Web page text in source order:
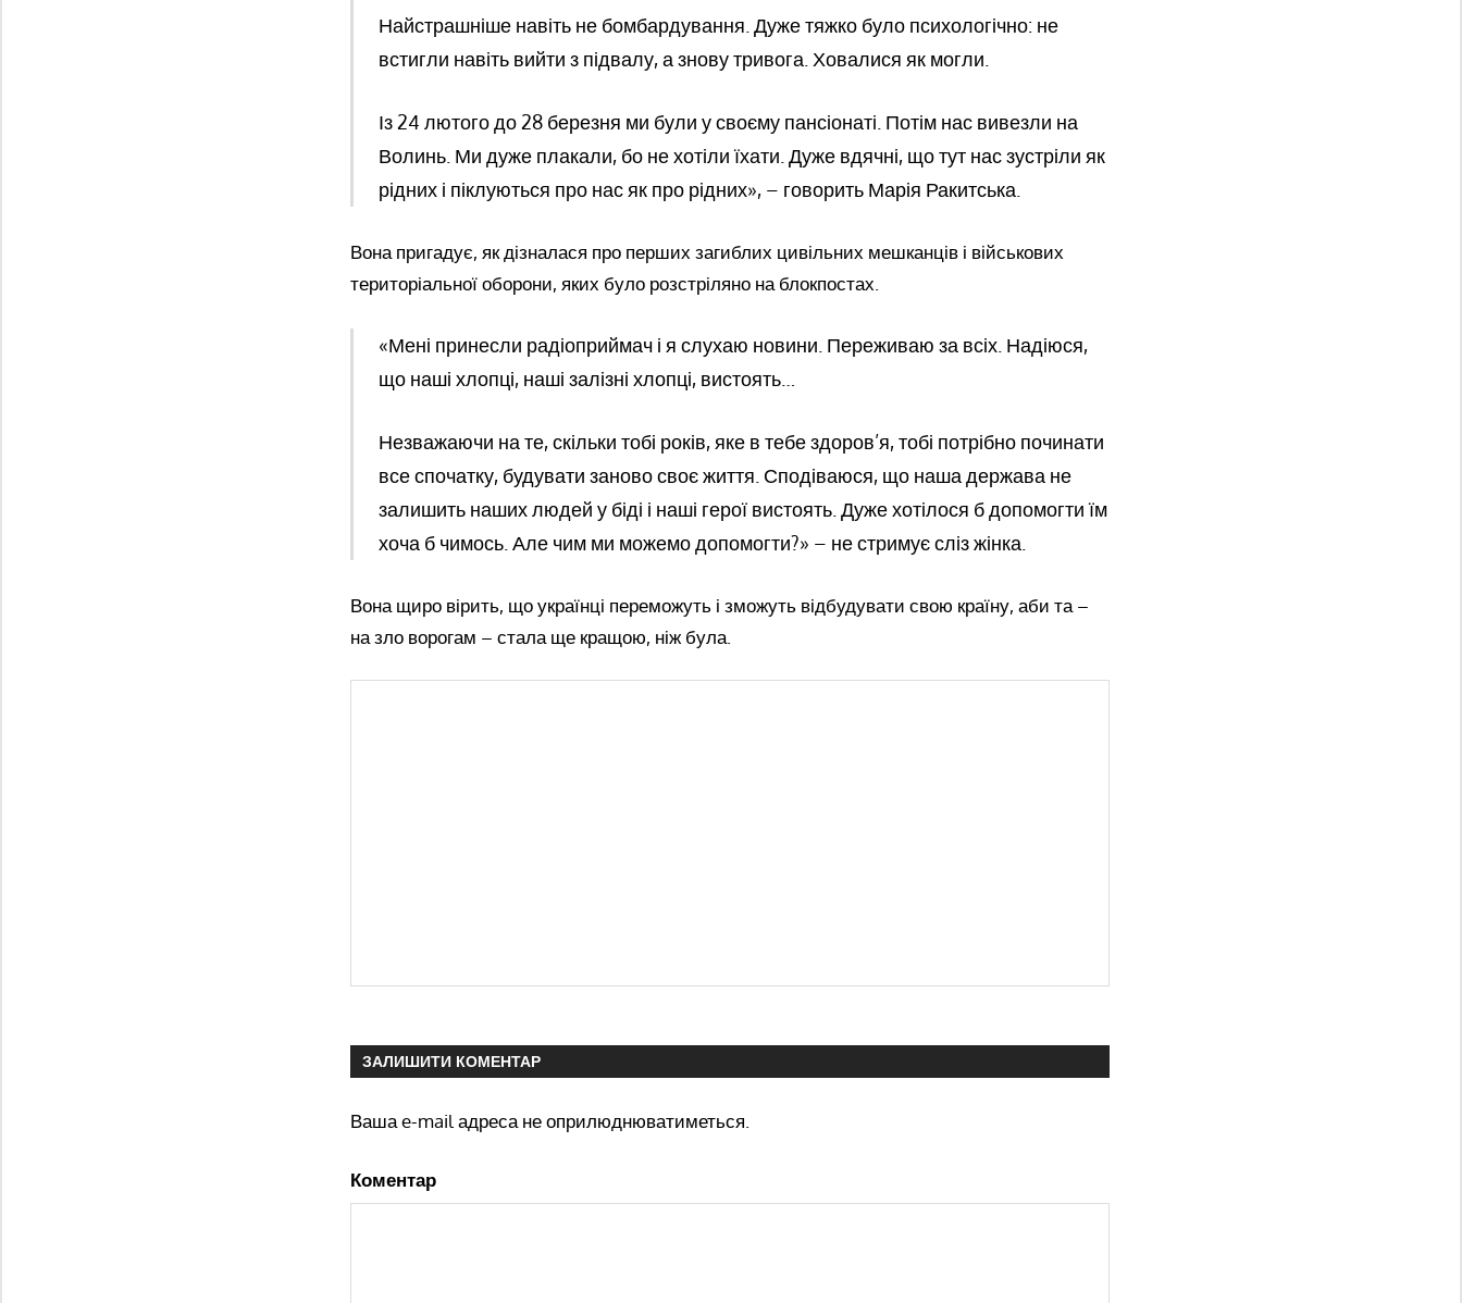
Найстрашніше навіть не бомбардування. Дуже тяжко було психологічно: не
встигли навіть вийти з підвалу, а знову тривога. Ховалися як могли.
Із 24 лютого до 28 березня ми були у своєму пансіонаті. Потім нас вивезли на
Волинь. Ми дуже плакали, бо не хотіли їхати. Дуже вдячні, що тут нас зустріли як
рідних і піклуються про нас як про рідних», – говорить Марія Ракитська.
Вона пригадує, як дізналася про перших загиблих цивільних мешканців і військових
територіальної оборони, яких було розстріляно на блокпостах.
«Мені принесли радіоприймач і я слухаю новини. Переживаю за всіх. Надіюся,
що наші хлопці, наші залізні хлопці, вистоять…
Незважаючи на те, скільки тобі років, яке в тебе здоров’я, тобі потрібно починати
все спочатку, будувати заново своє життя. Сподіваюся, що наша держава не
залишить наших людей у біді і наші герої вистоять. Дуже хотілося б допомогти їм
хоча б чимось. Але чим ми можемо допомогти?» – не стримує сліз жінка.
Вона щиро вірить, що українці переможуть і зможуть відбудувати свою країну, аби та –
на зло ворогам – стала ще кращою, ніж була.
ЗАЛИШИТИ КОМЕНТАР
Ваша e-mail адреса не оприлюднюватиметься.
Коментар